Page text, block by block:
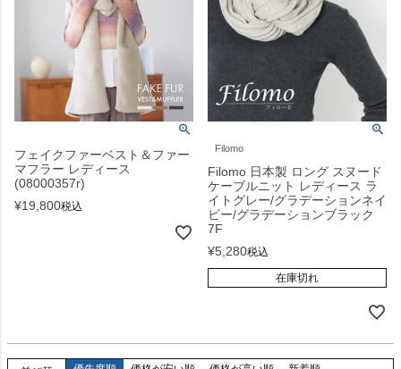
フェイクファーベスト＆ファー
マフラー レディース
(08000357r)
¥19,800税込
Filomo
Filomo 日本製 ロング スヌード
ケーブルニット レディース ラ
イトグレー/グラデーションネイ
ビー/グラデーションブラック
7F
¥5,280税込
在庫切れ